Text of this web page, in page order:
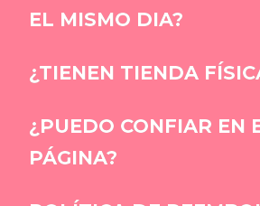
EL MISMO DIA?
¿TIENEN TIENDA
¿PUEDO CONFIAR EN
PÁGINA?